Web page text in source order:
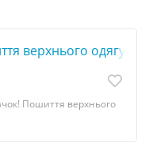
верхнього одягу
Пошиття верхнього